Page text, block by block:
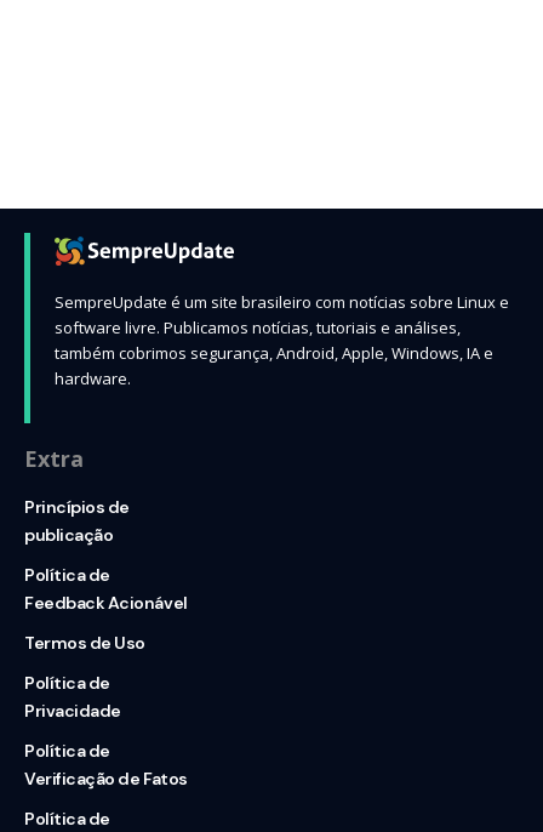
SempreUpdate é um site brasileiro com notícias sobre Linux e
software livre. Publicamos notícias, tutoriais e análises,
também cobrimos segurança, Android, Apple, Windows, IA e
hardware.
Extra
Princípios de
publicação
Política de
Feedback Acionável
Termos de Uso
Política de
Privacidade
Política de
Verificação de Fatos
Política de